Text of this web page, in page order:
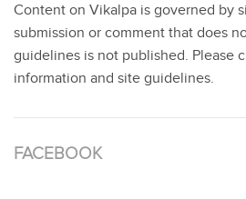
Content on Vikalpa is governed by
submission or comment that does
guidelines is not published. Please
information and site guidelines.
FACEBOOK